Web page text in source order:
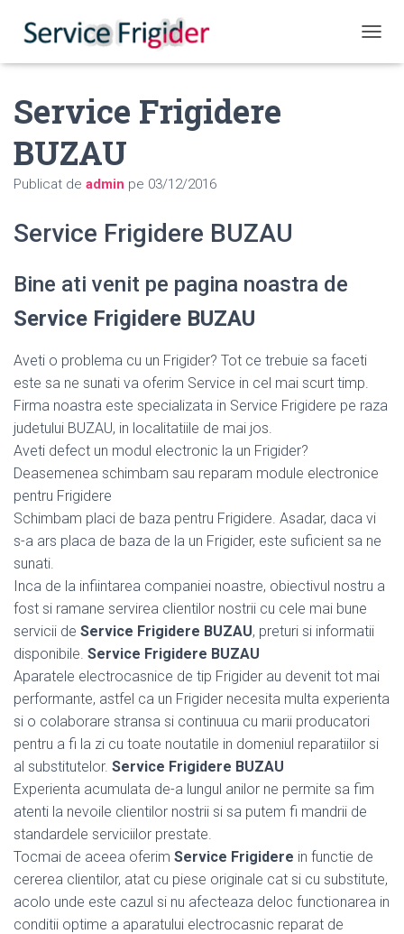
Service Frigidere
BUZAU
Publicat de admin pe 03/12/2016
Service Frigidere BUZAU
Bine ati venit pe pagina noastra de
Service Frigidere BUZAU
Aveti o problema cu un Frigider? Tot ce trebuie sa faceti
este sa ne sunati va oferim Service in cel mai scurt timp.
Firma noastra este specializata in Service Frigidere pe raza
judetului BUZAU, in localitatiile de mai jos.
Aveti defect un modul electronic la un Frigider?
Deasemenea schimbam sau reparam module electronice
pentru Frigidere
Schimbam placi de baza pentru Frigidere. Asadar, daca vi
s-a ars placa de baza de la un Frigider, este suficient sa ne
sunati.
Inca de la infiintarea companiei noastre, obiectivul nostru a
fost si ramane servirea clientilor nostrii cu cele mai bune
servicii de Service Frigidere BUZAU, preturi si informatii
disponibile. Service Frigidere BUZAU
Aparatele electrocasnice de tip Frigider au devenit tot mai
performante, astfel ca un Frigider necesita multa experienta
si o colaborare stransa si continuua cu marii producatori
pentru a fi la zi cu toate noutatile in domeniul reparatiilor si
al substitutelor. Service Frigidere BUZAU
Experienta acumulata de-a lungul anilor ne permite sa fim
atenti la nevoile clientilor nostrii si sa putem fi mandrii de
standardele serviciilor prestate.
Tocmai de aceea oferim Service Frigidere in functie de
cererea clientilor, atat cu piese originale cat si cu substitute,
acolo unde este cazul si nu afecteaza deloc functionarea in
conditii optime a aparatului electrocasnic reparat de